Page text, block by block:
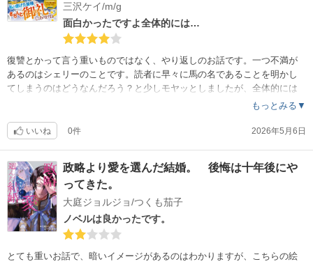
三沢ケイ/m/g
面白かったですよ全体的には…
復讐とかって言う重いものではなく、やり返しのお話です。一つ不満が
あるのはシェリーのことです。読者に早々に馬の名であることを明かし
てしまうのはどうなんだろう？と少しモヤッとしましたが、全体的には
もっとみる▼
いいね 0件 2026年5月6日
政略より愛を選んだ結婚。 後悔は十年後にや
ってきた。
大庭ジョルジョ/つくも茄子
ノベルは良かったです。
とても重いお話で、暗いイメージがあるのはわかりますが、こちらの絵